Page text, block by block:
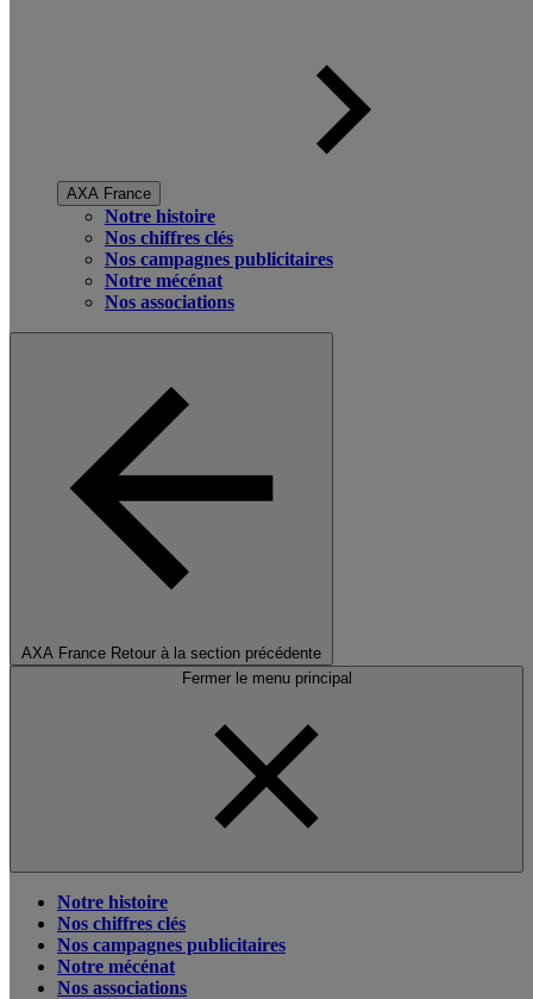
AXA France
Notre histoire
Nos chiffres clés
Nos campagnes publicitaires
Notre mécénat
Nos associations
AXA France Retour à la section précédente
Fermer le menu principal
Notre histoire
Nos chiffres clés
Nos campagnes publicitaires
Notre mécénat
Nos associations